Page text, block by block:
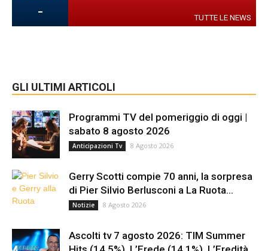
- TUTTE LE NEWS
GLI ULTIMI ARTICOLI
Programmi TV del pomeriggio di oggi |
sabato 8 agosto 2026
Anticipazioni Tv 8 Agosto 2026
Gerry Scotti compie 70 anni, la sorpresa
di Pier Silvio Berlusconi a La Ruota...
Notizie 8 Agosto 2026
Ascolti tv 7 agosto 2026: TIM Summer